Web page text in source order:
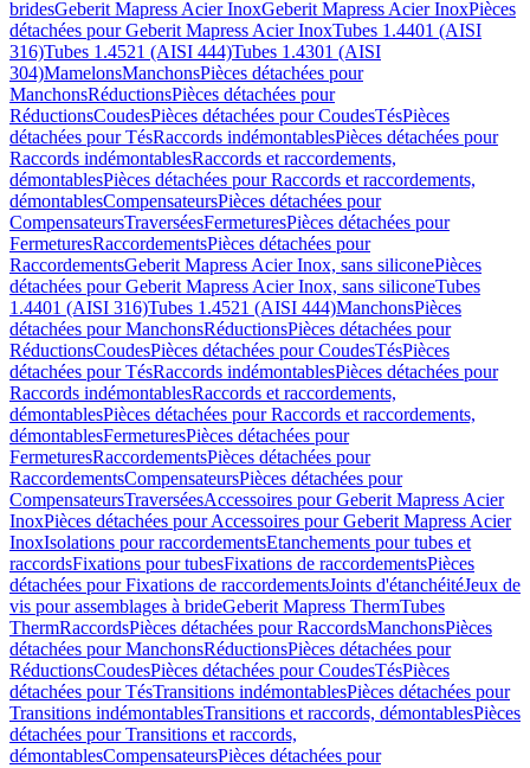
bridesGeberit Mapress Acier InoxGeberit Mapress Acier InoxPièces
détachées pour Geberit Mapress Acier InoxTubes 1.4401 (AISI
316)Tubes 1.4521 (AISI 444)Tubes 1.4301 (AISI
304)MamelonsManchonsPièces détachées pour
ManchonsRéductionsPièces détachées pour
RéductionsCoudesPièces détachées pour CoudesTésPièces
détachées pour TésRaccords indémontablesPièces détachées pour
Raccords indémontablesRaccords et raccordements,
démontablesPièces détachées pour Raccords et raccordements,
démontablesCompensateursPièces détachées pour
CompensateursTraverséesFermeturesPièces détachées pour
FermeturesRaccordementsPièces détachées pour
RaccordementsGeberit Mapress Acier Inox, sans siliconePièces
détachées pour Geberit Mapress Acier Inox, sans siliconeTubes
1.4401 (AISI 316)Tubes 1.4521 (AISI 444)ManchonsPièces
détachées pour ManchonsRéductionsPièces détachées pour
RéductionsCoudesPièces détachées pour CoudesTésPièces
détachées pour TésRaccords indémontablesPièces détachées pour
Raccords indémontablesRaccords et raccordements,
démontablesPièces détachées pour Raccords et raccordements,
démontablesFermeturesPièces détachées pour
FermeturesRaccordementsPièces détachées pour
RaccordementsCompensateursPièces détachées pour
CompensateursTraverséesAccessoires pour Geberit Mapress Acier
InoxPièces détachées pour Accessoires pour Geberit Mapress Acier
InoxIsolations pour raccordementsEtanchements pour tubes et
raccordsFixations pour tubesFixations de raccordementsPièces
détachées pour Fixations de raccordementsJoints d'étanchéitéJeux de
vis pour assemblages à brideGeberit Mapress ThermTubes
ThermRaccordsPièces détachées pour RaccordsManchonsPièces
détachées pour ManchonsRéductionsPièces détachées pour
RéductionsCoudesPièces détachées pour CoudesTésPièces
détachées pour TésTransitions indémontablesPièces détachées pour
Transitions indémontablesTransitions et raccords, démontablesPièces
détachées pour Transitions et raccords,
démontablesCompensateursPièces détachées pour